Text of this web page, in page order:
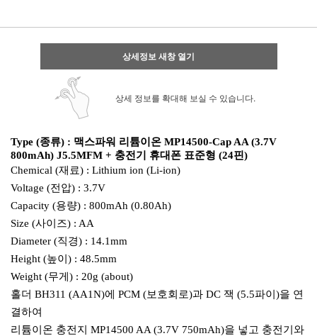
상세정보 새창 열기
상세 정보를 확대해 보실 수 있습니다.
Type (종류) : 맥스파워 리튬이온 MP14500-Cap AA (3.7V
800mAh) J5.5MFM + 충전기 휴대폰 표준형 (24핀)
Chemical (재료) : Lithium ion (Li-ion)
Voltage (전압) : 3.7V
Capacity (용량) : 800mAh (0.80Ah)
Size (사이즈) : AA
Diameter (직경) : 14.1mm
Height (높이) : 48.5mm
Weight (무게) : 20g (about)
홀더 BH311 (AA1N)에 PCM (보호회로)과 DC 잭 (5.5파이)을 연
결하여
리튬이온 충전지 MP14500 AA (3.7V 750mAh)을 넣고 충전기와